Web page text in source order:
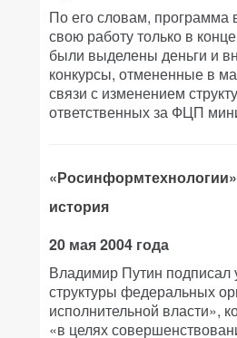
По его словам, программа
свою работу только в конце
были выделены деньги и
конкурсы, отмененные в
связи с изменением
ответственных за ФЦП
история
20 мая 2004 года
Владимир Путин подписал
структуры федеральных
исполнительной власти»,
«в целях